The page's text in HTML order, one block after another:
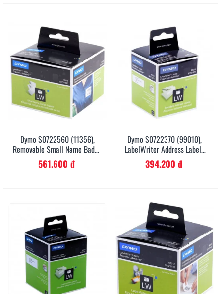
Dymo S0722560 (11356),
Removable Small Name Badge
Labels 89mm X 41mm X 300
Labels - Black On White
561.600 đ
Dymo S0722370 (99010),
LabelWriter Address Labels
89mm X 28mm X 260 Labels -
Black On White
394.200 đ